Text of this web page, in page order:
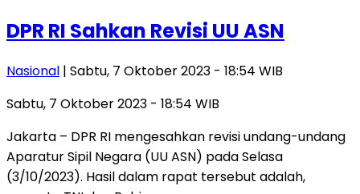
DPR RI Sahkan Revisi UU ASN
Nasional | Sabtu, 7 Oktober 2023 - 18:54 WIB
Sabtu, 7 Oktober 2023 - 18:54 WIB
Jakarta – DPR RI mengesahkan revisi undang-undang
Aparatur Sipil Negara (UU ASN) pada Selasa
(3/10/2023). Hasil dalam rapat tersebut adalah,